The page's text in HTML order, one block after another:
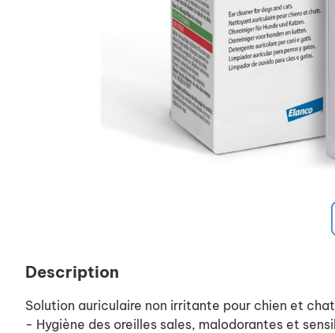
Description
Solution auriculaire non irritante pour chien et
- Hygiène des oreilles sales, malodorantes et